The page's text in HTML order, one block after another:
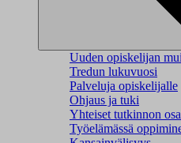
Uuden opiskelijan
Tredun lukuvuosi
Palveluja opiskelijalle
Ohjaus ja tuki
Yhteiset tutkinnon
Työelämässä